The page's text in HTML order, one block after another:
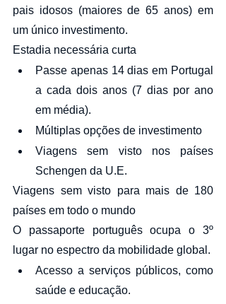
pais idosos (maiores de 65 anos) em
um único investimento.
Estadia necessária curta
Passe apenas 14 dias em Portugal
a cada dois anos (7 dias por ano
em média).
Múltiplas opções de investimento
Viagens sem visto nos países
Schengen da U.E.
Viagens sem visto para mais de 180
países em todo o mundo
O passaporte português ocupa o 3º
lugar no espectro da mobilidade global.
Acesso a serviços públicos, como
saúde e educação.